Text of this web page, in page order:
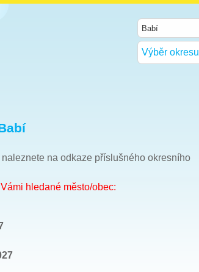
Výběr okresu
naleznete na odkaze příslušného okresního
hledané město/obec: